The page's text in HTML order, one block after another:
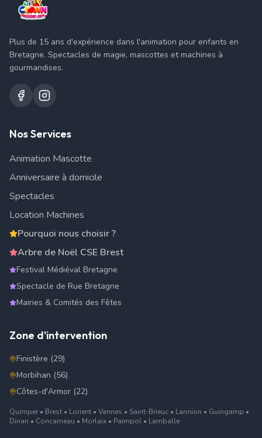
Plus de 15 ans d'expérience dans l'animation pour enfants en
Bretagne. Spectacles de magie, mascottes et machines à
gourmandises.
Nos Services
Animation Mascotte
Anniversaire à domicile
Spectacles
Location Machines
Pourquoi nous choisir ?
Arbre de Noël CSE Brest
Festival Médiéval Bretagne
Spectacle de Rue Bretagne
Mairies & Comités des Fêtes
Zone d'intervention
Finistère (29)
Morbihan (56)
Côtes-d'Armor (22)
Quimper • Brest • Lorient • Vannes • Saint-Brieuc • Lannion • Guingamp •
Dinan • Concarneau • Morlaix • Paimpol • Lamballe